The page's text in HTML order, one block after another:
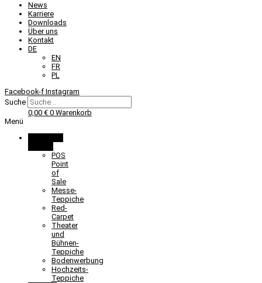
News
Karriere
Downloads
Über uns
Kontakt
DE
EN
FR
PL
Facebook-f Instagram
Suche
0,00 € 0 Warenkorb
Menü
POS
Point
of
Sale
Messe-
Teppiche
Red-
Carpet
Theater
und
Bühnen-
Teppiche
Bodenwerbung
Hochzeits-
Teppiche